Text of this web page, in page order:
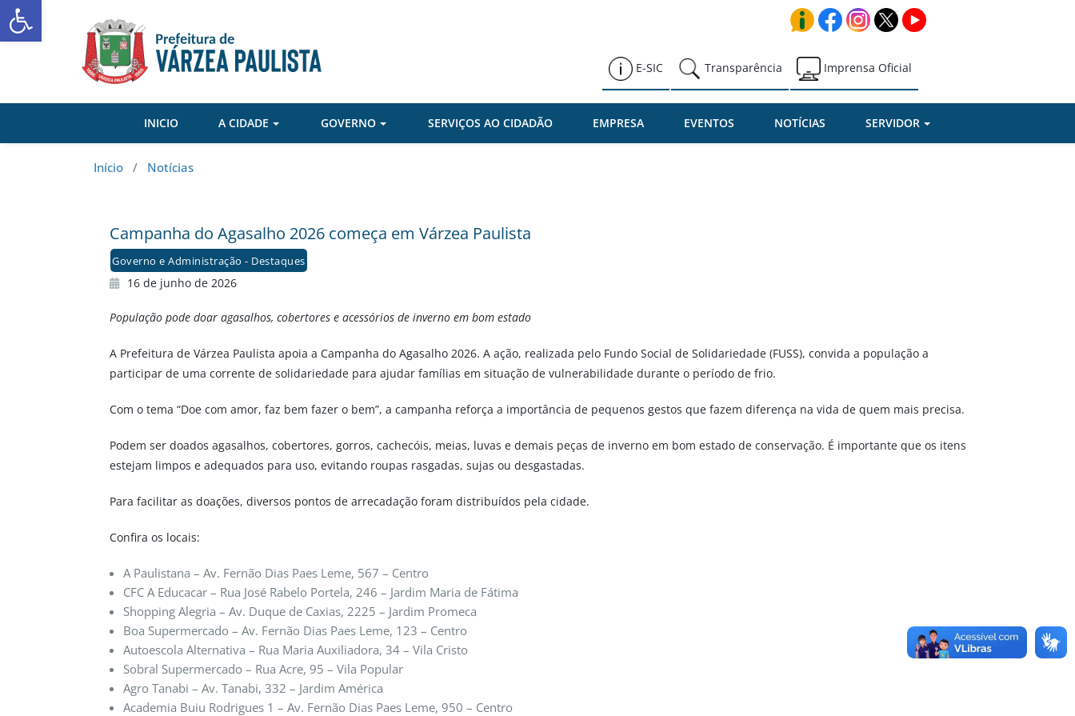
Skip
to
E-SIC Transparência Imprensa Oficial
INICIO A CIDADE GOVERNO SERVIÇOS AO CIDADÃO EMPRESA EVENTOS NOTÍCIAS SERVIDOR
Início / Notícias
Campanha do Agasalho 2026 começa em Várzea Paulista
Governo e Administração - Destaques
16 de junho de 2026
População pode doar agasalhos, cobertores e acessórios de inverno em bom estado
A Prefeitura de Várzea Paulista apoia a Campanha do Agasalho 2026. A ação, realizada pelo Fundo Social de Solidariedade (FUSS), convida a população a
participar de uma corrente de solidariedade para ajudar famílias em situação de vulnerabilidade durante o período de frio.
Com o tema “Doe com amor, faz bem fazer o bem”, a campanha reforça a importância de pequenos gestos que fazem diferença na vida de quem mais precisa.
Podem ser doados agasalhos, cobertores, gorros, cachecóis, meias, luvas e demais peças de inverno em bom estado de conservação. É importante que os itens
estejam limpos e adequados para uso, evitando roupas rasgadas, sujas ou desgastadas.
Para facilitar as doações, diversos pontos de arrecadação foram distribuídos pela cidade.
Confira os locais:
A Paulistana – Av. Fernão Dias Paes Leme, 567 – Centro
CFC A Educacar – Rua José Rabelo Portela, 246 – Jardim Maria de Fátima
Shopping Alegria – Av. Duque de Caxias, 2225 – Jardim Promeca
Boa Supermercado – Av. Fernão Dias Paes Leme, 123 – Centro
Autoescola Alternativa – Rua Maria Auxiliadora, 34 – Vila Cristo
Sobral Supermercado – Rua Acre, 95 – Vila Popular
Agro Tanabi – Av. Tanabi, 332 – Jardim América
Academia Buiu Rodrigues 1 – Av. Fernão Dias Paes Leme, 950 – Centro